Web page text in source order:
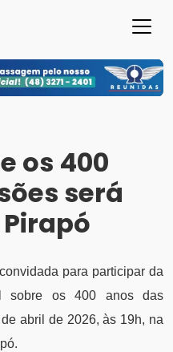
os 400
será
para participar da
sobre os 400 anos das
abril de 2026, às 19h, na